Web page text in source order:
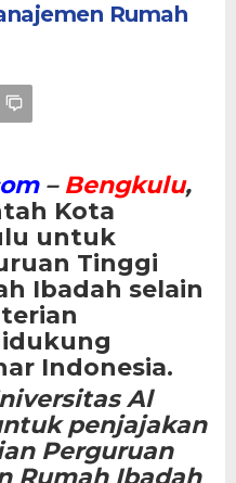
Rumah
– Bengkulu,
Kota
untuk
Tinggi
Ibadah selain
Indonesia.
Al
penjajakan
Perguruan
Rumah Ibadah